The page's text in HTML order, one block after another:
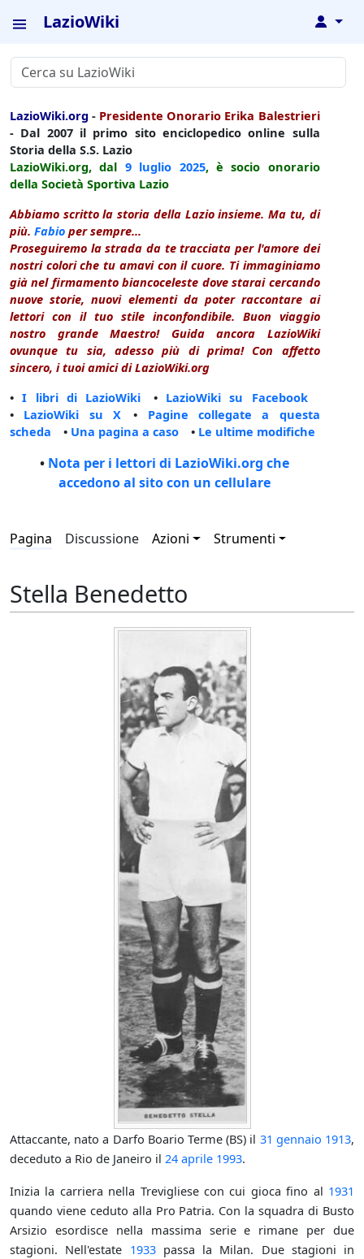
LazioWiki ↓
LazioWiki.org - Presidente Onorario Erika Balestrieri
- Dal 2007 il primo sito enciclopedico online sulla
Storia della S.S. Lazio
LazioWiki.org, dal 9 luglio 2025, è socio onorario
della Società Sportiva Lazio
Abbiamo scritto la storia della Lazio insieme. Ma tu, di
più. Fabio per sempre...
Proseguiremo la strada da te tracciata per l'amore dei
nostri colori che tu amavi con il cuore. Ti immaginiamo
già nel firmamento biancoceleste dove starai cercando
nuove storie, nuovi elementi da poter raccontare ai
lettori con il tuo stile inconfondibile. Buon viaggio
nostro grande Maestro! Guida ancora LazioWiki
ovunque tu sia, adesso più di prima! Con affetto
sincero, i tuoi amici di LazioWiki.org
•I libri di LazioWiki • LazioWiki su Facebook
• LazioWiki su X • Pagine collegate a questa
scheda • Una pagina a caso • Le ultime modifiche
• Nota per i lettori di LazioWiki.org che
accedono al sito con un cellulare
Pagina Discussione Azioni Strumenti
Stella Benedetto
Attaccante, nato a Darfo Boario Terme (BS) il 31 gennaio 1913,
deceduto a Rio de Janeiro il 24 aprile 1993.
Inizia la carriera nella Trevigliese con cui gioca fino al 1931
quando viene ceduto alla Pro Patria. Con la squadra di Busto
Arsizio esordisce nella massima serie e rimane per due
stagioni. Nell'estate 1933passa la Milan. Due stagioni in